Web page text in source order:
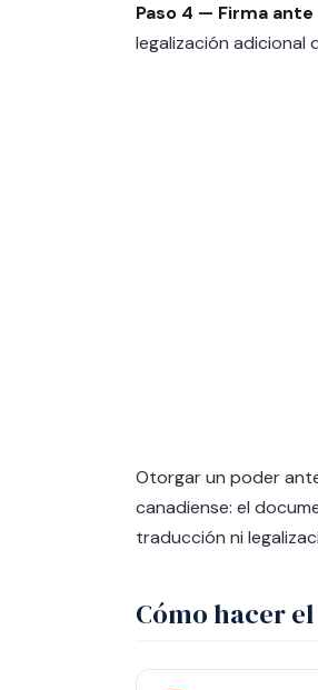
Paso 4 — Firma
legalización adicional
Otorgar un poder
canadiense: el
traducción ni
Cómo hacer